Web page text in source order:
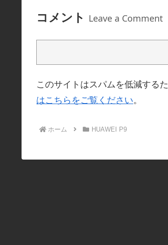
コメント Leave a Comment
このサイトはスパムを低減する
はこちらをご覧ください。
ホーム HUAWEI P9